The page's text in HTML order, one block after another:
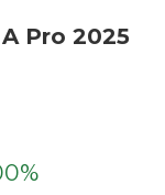
Pro 2025